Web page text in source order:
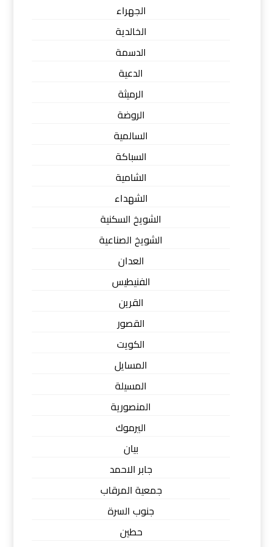
الجهراء
الخالدية
الدسمة
الدعية
الرميثة
الروضة
السالمية
السباكة
الشامية
الشهداء
الشويخ السكنية
الشويخ الصناعية
العدان
الفنيطيس
القرين
القصور
الكويت
المسايل
المسيلة
المنصورية
اليرموك
بيان
جابر الاحمد
جمعية المرقاب
جنوب السرة
حطين